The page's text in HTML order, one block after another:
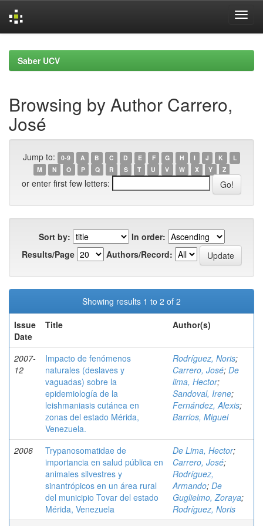
navigationSaber UCV
Browsing by Author Carrero,
José
Jump to: 0-9 A B C D E F G H I J K
L
M
N O P Q R S T U V W X Y Z
or enter first few letters:
Sort by:
In order:
Results/Page
Authors/Record:
Showing results 1 to 2 of 2
Issue
Date
Title Author(s)
2007-
12
Impacto de fenómenos
naturales (deslaves y
vaguadas) sobre la
epidemiología de la
leishmaniasis cutánea en
zonas del estado Mérida,
Venezuela.
Rodríguez, Noris;
Carrero, José; De
lima, Hector;
Sandoval, Irene;
Fernández, Alexis;
Barrios, Miguel
2006
Trypanosomatidae de
importancia en salud pública en
animales silvestres y
sinantrópicos en un área rural
del municipio Tovar del estado
Mérida, Venezuela
De Lima, Hector;
Carrero, José;
Rodríguez,
Armando; De
Guglielmo, Zoraya;
Rodríguez, Noris